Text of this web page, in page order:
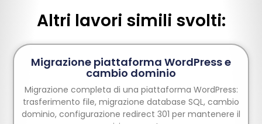
Altri lavori simili svolti:
Migrazione piattaforma WordPress e
cambio dominio
Migrazione completa di una piattaforma WordPress:
trasferimento file, migrazione database SQL, cambio
dominio, configurazione redirect 301 per mantenere il